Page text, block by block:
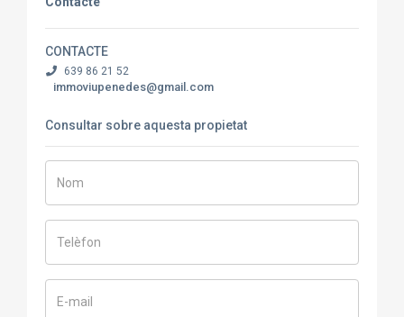
CONTACTE
639 86 21 52
immoviupenedes@gmail.com
Consultar sobre aquesta propietat